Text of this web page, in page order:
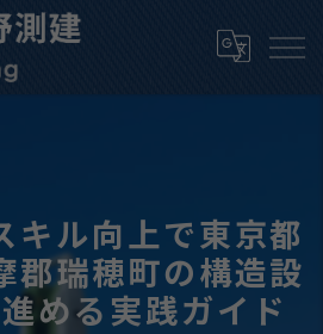
キル向上で東京都
郡瑞穂町の構造設
める実践ガイド